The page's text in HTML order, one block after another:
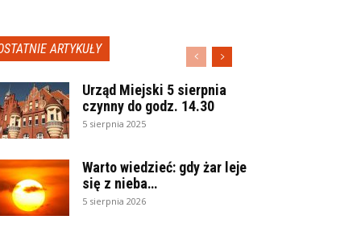
ARTYKUŁY
Urząd Miejski 5 sierpnia
czynny do godz. 14.30
5 sierpnia 2025
Warto wiedzieć: gdy żar leje
się z nieba…
5 sierpnia 2026